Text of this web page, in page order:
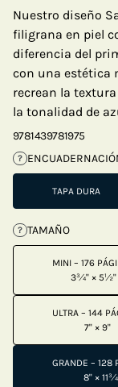
Nuestro diseño
filigrana en piel
diferencia del
con una estética
recrean la
la tonalidad de
9781439781975
?
TAPA DURA
? TAMAÑO
MINI – 176
3¾" × 5½"
ULTRA – 144
7" × 9"
GRANDE – 128
8" ×